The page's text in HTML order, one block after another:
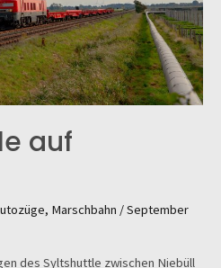
auf
, Marschbahn /September
des Syltshuttle zwischen Niebüll